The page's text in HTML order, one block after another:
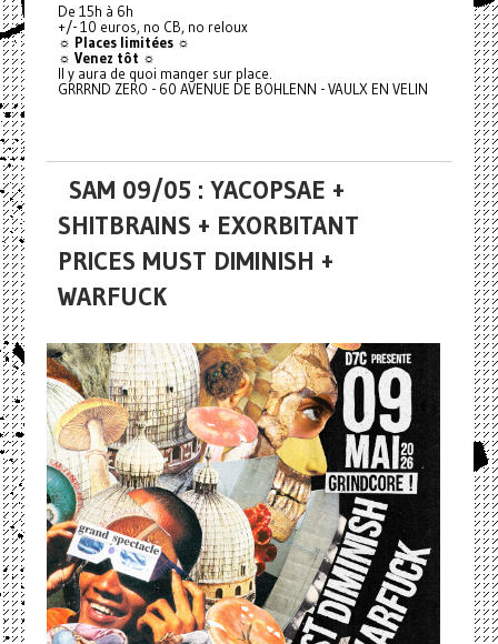
De 15h à 6h
+/- 10 euros, no CB, no reloux
☼ Places limitées ☼
☼ Venez tôt ☼
Il y aura de quoi manger sur place.
GRRRND ZERO - 60 AVENUE DE BOHLENN - VAULX EN VELIN
SAM 09/05 : YACOPSAE +
SHITBRAINS + EXORBITANT
PRICES MUST DIMINISH +
WARFUCK